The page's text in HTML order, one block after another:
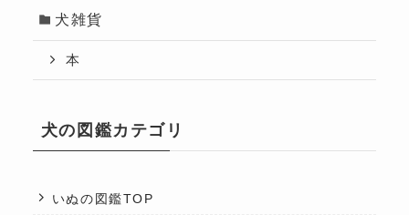
犬雑貨
本
犬の図鑑カテゴリ
いぬの図鑑TOP